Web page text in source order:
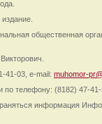
общественная
41-03, e-mail: muhomor-
телефону: (8182) 47-
информация